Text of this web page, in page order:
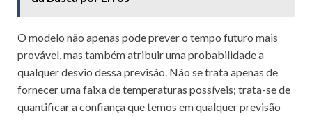
O modelo não apenas pode prever o tempo futuro mais
provável, mas também atribuir uma probabilidade a
qualquer desvio dessa previsão. Não se trata apenas de
fornecer uma faixa de temperaturas possíveis; trata-se de
quantificar a confiança que temos em qualquer previsão